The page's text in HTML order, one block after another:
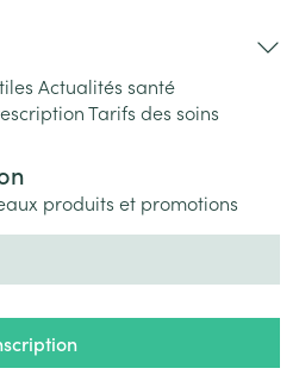
Actualités santé
Tarifs des soins
produits et promotions